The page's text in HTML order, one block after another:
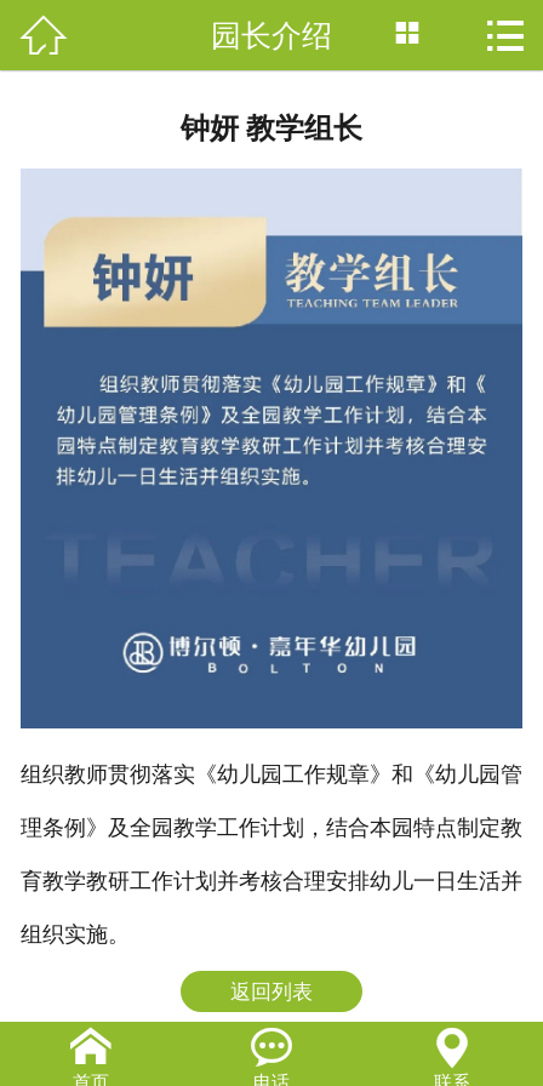
网站首页
VR全景
保育保健
网上咨询
 园长介绍  
钟妍 教学组长
组织教师贯彻落实《幼儿园工作规章》和《幼儿园管
理条例》及全园教学工作计划，结合本园特点制定教
育教学教研工作计划并考核合理安排幼儿一日生活并
组织实施。
返回列表
 